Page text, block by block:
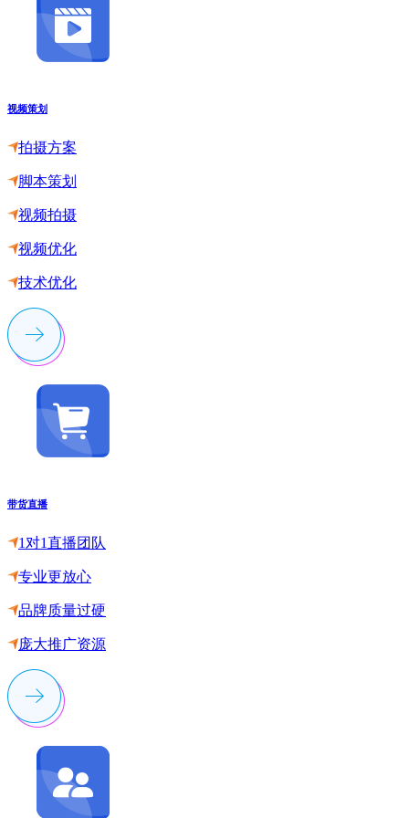
视频策划
拍摄方案
脚本策划
视频拍摄
视频优化
技术优化
带货直播
1对1直播团队
专业更放心
品牌质量过硬
庞大推广资源